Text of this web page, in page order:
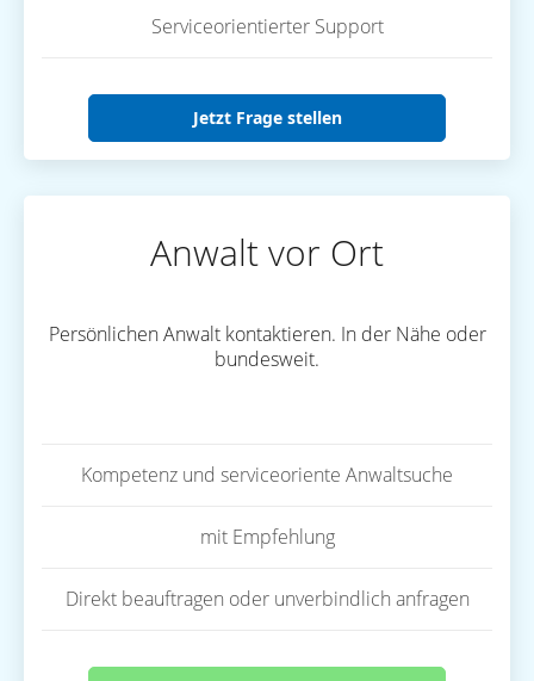
Serviceorientierter Support
Jetzt Frage stellen
Anwalt vor Ort
Persönlichen Anwalt kontaktieren. In der Nähe oder
bundesweit.
Kompetenz und serviceoriente Anwaltsuche
mit Empfehlung
Direkt beauftragen oder unverbindlich anfragen